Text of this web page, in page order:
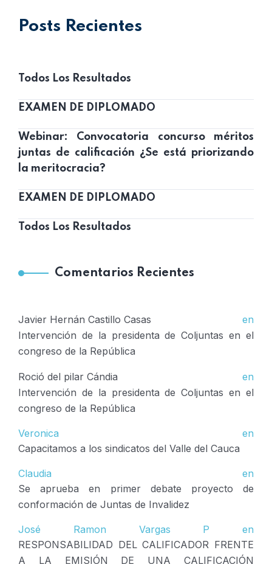
Posts Recientes
Todos Los Resultados
EXAMEN DE DIPLOMADO
Webinar: Convocatoria concurso méritos
juntas de calificación ¿Se está priorizando
la meritocracia?
EXAMEN DE DIPLOMADO
Todos Los Resultados
Comentarios Recientes
Javier Hernán Castillo Casas en
Intervención de la presidenta de Coljuntas en el
congreso de la República
Roció del pilar Cándia en
Intervención de la presidenta de Coljuntas en el
congreso de la República
Veronica en
Capacitamos a los sindicatos del Valle del Cauca
Claudia en
Se aprueba en primer debate proyecto de
conformación de Juntas de Invalidez
José Ramon Vargas P en
RESPONSABILIDAD DEL CALIFICADOR FRENTE
A LA EMISIÓN DE UNA CALIFICACIÓN